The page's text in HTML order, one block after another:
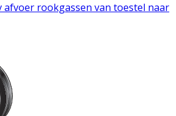
afvoer rookgassen van toestel naar